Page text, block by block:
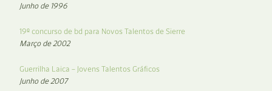
Junho de 1996
19º concurso de bd para Novos Talentos de Sierre
Março de 2002
Guerrilha Laica – Jovens Talentos Gráficos
Junho de 2007